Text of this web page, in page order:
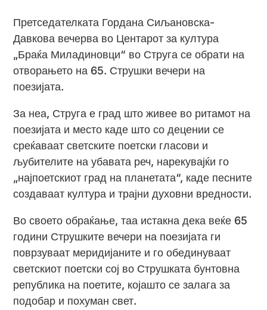
Претседателката Гордана Сиљановска-
Давкова вечерва во Центарот за култура
„Браќа Миладиновци“ во Струга се обрати на
отворањето на 65. Струшки вечери на
поезијата.
За неа, Струга е град што живее во ритамот на
поезијата и место каде што со децении се
среќаваат светските поетски гласови и
љубителите на убавата реч, нарекувајќи го
„најпоетскиот град на планетата“, каде песните
создаваат култура и трајни духовни вредности.
Во своето обраќање, таа истакна дека веќе 65
години Струшките вечери на поезијата ги
поврзуваат меридијаните и го обединуваат
светскиот поетски сој во Струшката бунтовна
република на поетите, којашто се залага за
подобар и похуман свет.